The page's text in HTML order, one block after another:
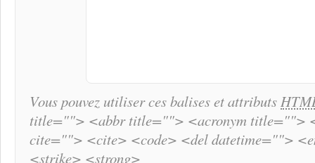
Vous pouvez utiliser ces balises et attributs
title=""> <abbr title=""> <acronym title="">
cite=""> <cite> <code> <del datetime="">
<strike> <strong>